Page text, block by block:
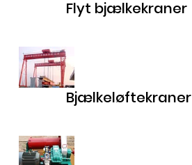
Flyt bjælkekraner
Bjælkeløftekraner